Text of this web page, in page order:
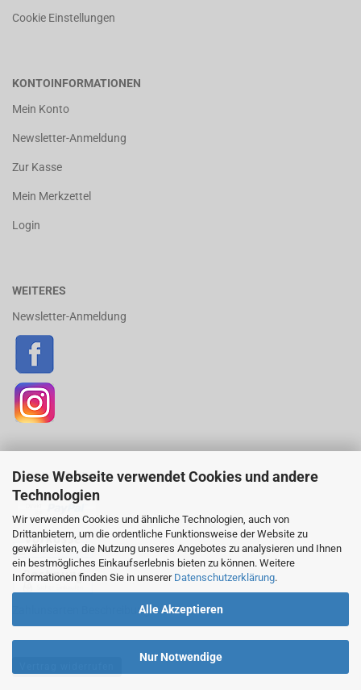
Diese Webseite verwendet Cookies und andere
Technologien
Wir verwenden Cookies und ähnliche Technologien, auch von
Drittanbietern, um die ordentliche Funktionsweise der Website zu
gewährleisten, die Nutzung unseres Angebotes zu analysieren und Ihnen
ein bestmögliches Einkaufserlebnis bieten zu können. Weitere
Informationen finden Sie in unserer Datenschutzerklärung.
Alle Akzeptieren
Nur Notwendige
Cookie Einstellungen
KONTOINFORMATIONEN
Mein Konto
Newsletter-Anmeldung
Zur Kasse
Mein Merkzettel
Login
WEITERES
Newsletter-Anmeldung
ZAHLUNGSARTEN
Zahlunsarten Beschreibung